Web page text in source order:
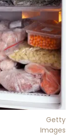
Getty
Images